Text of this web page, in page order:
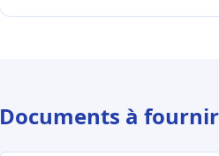
Documents à fournir